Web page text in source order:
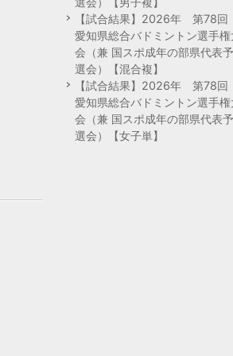
【試合結果】2026年 第78回
愛知県総合バドミントン選手権
会（兼 国スポ成年の部県代表予
選会）【混合複】
【試合結果】2026年 第78回
愛知県総合バドミントン選手権
会（兼 国スポ成年の部県代表予
選会）【女子単】